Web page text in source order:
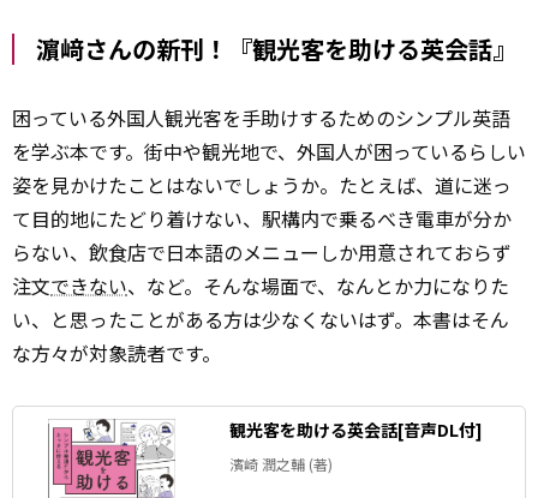
濵﨑さんの新刊！『観光客を助ける英会話』
困っている外国人観光客を手助けするためのシンプル英語
を学ぶ本です。街中や観光地で、外国人が困っているらしい
姿を見かけたことはないでしょうか。たとえば、道に迷っ
て目的地にたどり着けない、駅構内で乗るべき電車が分か
らない、飲食店で日本語のメニューしか用意されておらず
注文できない、など。そんな場面で、なんとか力になりた
い、と思ったことがある方は少なくないはず。本書はそん
な方々が対象読者です。
観光客を助ける英会話[音声DL付]
濱崎 潤之輔 (著)